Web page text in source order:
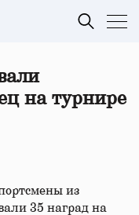
на турнире
из
35 наград на